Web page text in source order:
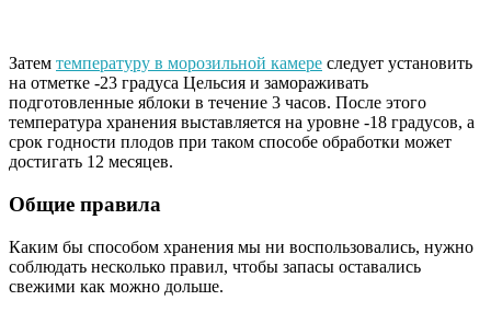
Затем температуру в морозильной камере следует установить
на отметке -23 градуса Цельсия и замораживать
подготовленные яблоки в течение 3 часов. После этого
температура хранения выставляется на уровне -18 градусов, а
срок годности плодов при таком способе обработки может
достигать 12 месяцев.
Общие правила
Каким бы способом хранения мы ни воспользовались, нужно
соблюдать несколько правил, чтобы запасы оставались
свежими как можно дольше.